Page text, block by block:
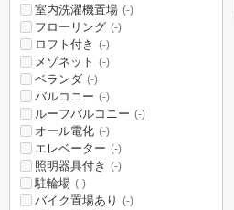
室内洗濯機置場 (-)
フローリング (-)
ロフト付き (-)
メゾネット (-)
ベランダ (-)
バルコニー (-)
ルーフバルコニー (-)
オール電化 (-)
エレベーター (-)
照明器具付き (-)
駐輪場 (-)
バイク置場あり (-)